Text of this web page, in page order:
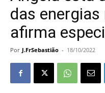
das energias
afirma
Por J.FrSebastião - 18/10/2022